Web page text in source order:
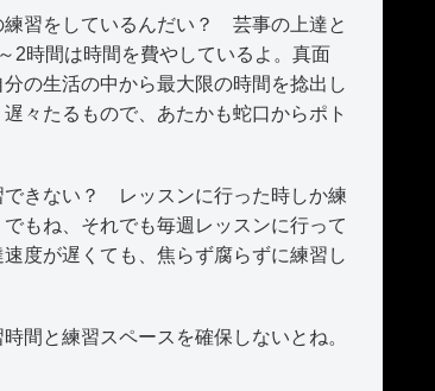
習をしているんだい？ 芸事の上達と
2時間は時間を費やしているよ。真面
の生活の中から最大限の時間を捻出し
々たるもので、あたかも蛇口からポト
きない？ レッスンに行った時しか練
もね、それでも毎週レッスンに行って
度が遅くても、焦らず腐らずに練習し
間と練習スペースを確保しないとね。